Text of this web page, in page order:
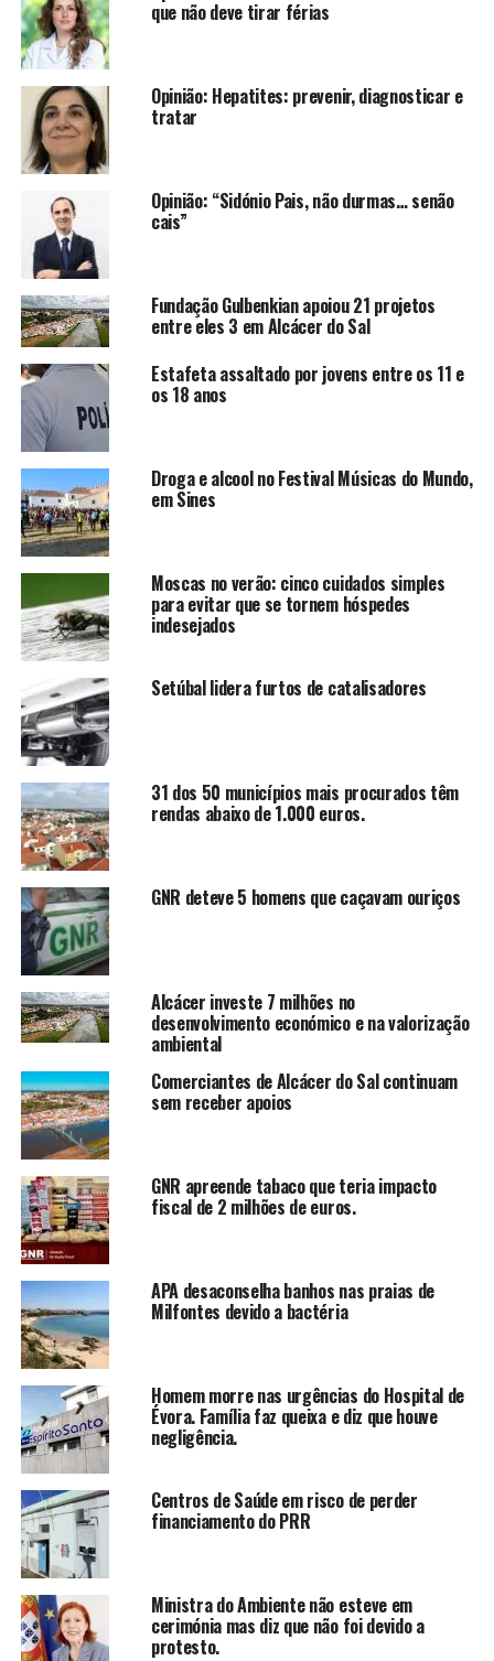
que não deve tirar férias
Opinião: Hepatites: prevenir, diagnosticar e
tratar
Opinião: “Sidónio Pais, não durmas… senão
cais”
Fundação Gulbenkian apoiou 21 projetos
entre eles 3 em Alcácer do Sal
Estafeta assaltado por jovens entre os 11 e
os 18 anos
Droga e alcool no Festival Músicas do Mundo,
em Sines
Moscas no verão: cinco cuidados simples
para evitar que se tornem hóspedes
indesejados
Setúbal lidera furtos de catalisadores
31 dos 50 municípios mais procurados têm
rendas abaixo de 1.000 euros.
GNR deteve 5 homens que caçavam ouriços
Alcácer investe 7 milhões no
desenvolvimento económico e na valorização
ambiental
Comerciantes de Alcácer do Sal continuam
sem receber apoios
GNR apreende tabaco que teria impacto
fiscal de 2 milhões de euros.
APA desaconselha banhos nas praias de
Milfontes devido a bactéria
Homem morre nas urgências do Hospital de
Évora. Família faz queixa e diz que houve
negligência.
Centros de Saúde em risco de perder
financiamento do PRR
Ministra do Ambiente não esteve em
cerimónia mas diz que não foi devido a
protesto.